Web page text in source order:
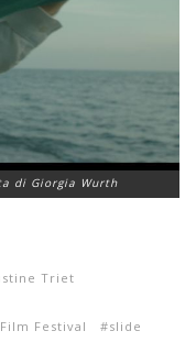
di Giorgia Wurth
Triet
Festival
slide